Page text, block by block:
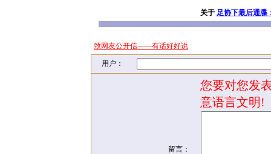
关于 足协下最后通牒
致网友公开信——有话好好说
用户：
留言：
您要对您发
意语言文明!